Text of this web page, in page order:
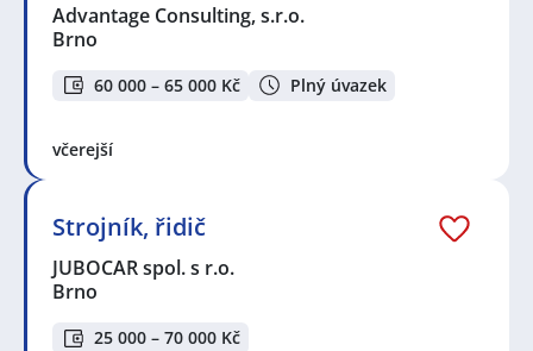
Advantage Consulting, s.r.o.
Brno
60 000 – 65 000 Kč Plný úvazek
včerejší
Strojník, řidič
JUBOCAR spol. s r.o.
Brno
25 000 – 70 000 Kč